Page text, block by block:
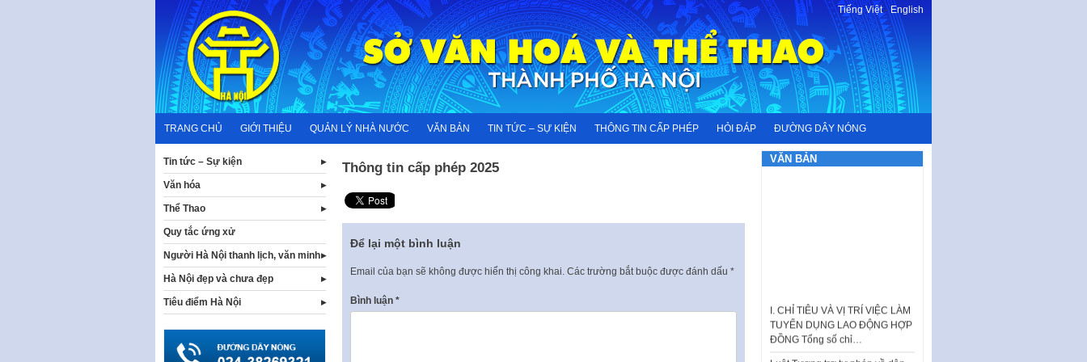
content
Tiếng Việt-English
TRANG CHỦ GIỚI THIỆU QUẢN LÝ NHÀ NƯỚC VĂN BẢN TIN TỨC – SỰ KIỆN THÔNG TIN CẤP PHÉP HỎI ĐÁP ĐƯỜNG DÂY NÓNG
Thông tin cấp phép 2025
Để lại một bình luận
Email của bạn sẽ không được hiển thị công khai. Các trường bắt buộc được đánh dấu *
Bình luận *
Tin tức – Sự kiện
Văn hóa
Thể Thao
Quy tắc ứng xử
Người Hà Nội thanh lịch, văn minh
Hà Nội đẹp và chưa đẹp
Tiêu điểm Hà Nội
VĂN BẢN
TUYỂN DỤNG LAO ĐỘNG HỢP
ĐỒNG Tổng số chỉ…